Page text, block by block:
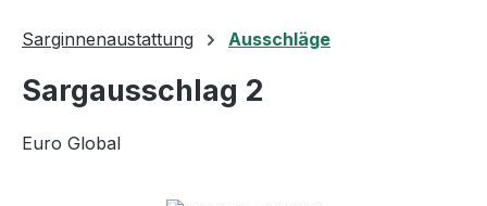
Sarginnenaustattung Ausschläge
Sargausschlag 2
Euro Global